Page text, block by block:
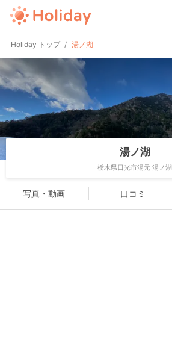
Holiday トップ 湯ノ湖
湯ノ湖
栃木県日光市湯元 湯ノ湖
写真・動画 口コミ